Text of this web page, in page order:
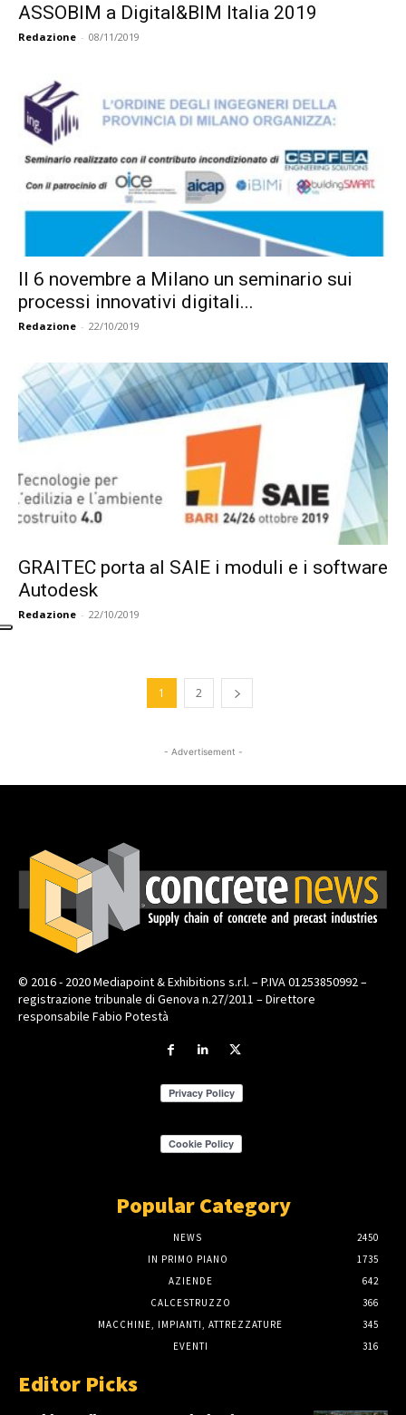
ASSOBIM a Digital&BIM Italia 2019
Redazione - 08/11/2019
Il 6 novembre a Milano un seminario sui
processi innovativi digitali...
Redazione - 22/10/2019
GRAITEC porta al SAIE i moduli e i software
Autodesk
Redazione - 22/10/2019
1 2
- Advertisement -
© 2016 - 2020 Mediapoint & Exhibitions s.r.l. – P.IVA 01253850992 –
registrazione tribunale di Genova n.27/2011 – Direttore
responsabile Fabio Potestà
Popular Category
NEWS
2450
IN PRIMO PIANO
1735
AZIENDE
642
CALCESTRUZZO
366
MACCHINE, IMPIANTI, ATTREZZATURE
345
EVENTI
316
Editor Picks